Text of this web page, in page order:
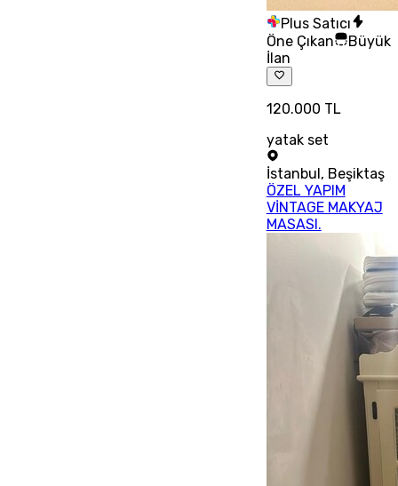
Plus Satıcı
Öne Çıkan
Büyük
İlan
120.000 TL
yatak set
İstanbul , Beşiktaş
ÖZEL YAPIM
VİNTAGE MAKYAJ
MASASI.